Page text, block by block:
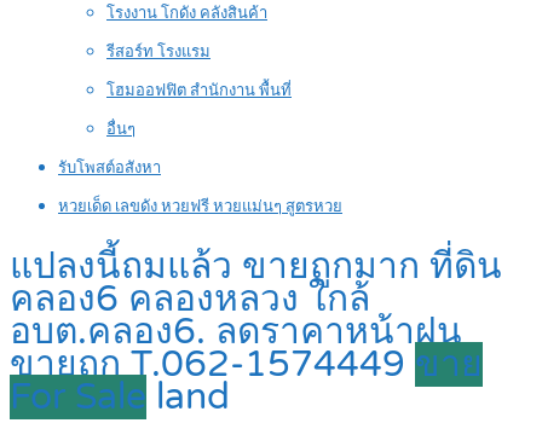
โรงงาน โกดัง คลังสินค้า
รีสอร์ท โรงแรม
โฮมออฟฟิต สำนักงาน พื้นที่
อื่นๆ
รับโพสต์อสังหา
หวยเด็ด เลขดัง หวยฟรี หวยแม่นๆ สูตรหวย
แปลงนี้ถมแล้ว ขายถูกมาก ที่ดิน
คลอง6 คลองหลวง ใกล้
อบต.คลอง6. ลดราคาหน้าฝน
ขายถูก T.062-1574449 ขาย
For Sale land